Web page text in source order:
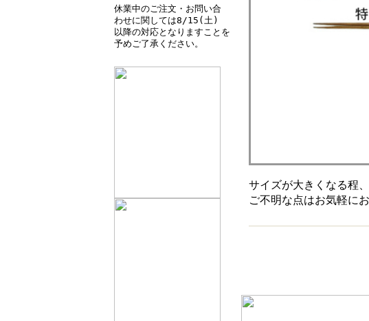
休業中のご注文・お問い合
わせに関しては8/15(土)
以降の対応となりますことを
予めご了承ください。
サイズが大きくなる程
ご不明な点はお気軽に